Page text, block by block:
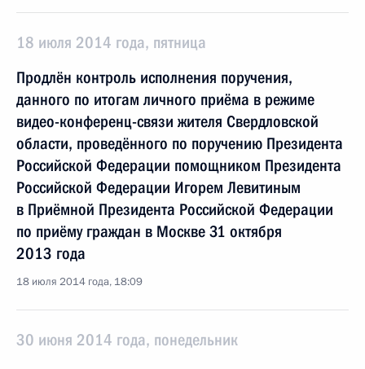
18 июля 2014 года, пятница
Продлён контроль исполнения поручения,
данного по итогам личного приёма в режиме
видео-конференц-связи жителя Свердловской
области, проведённого по поручению Президента
Российской Федерации помощником Президента
Российской Федерации Игорем Левитиным
в Приёмной Президента Российской Федерации
по приёму граждан в Москве 31 октября
2013 года
18 июля 2014 года, 18:09
30 июня 2014 года, понедельник